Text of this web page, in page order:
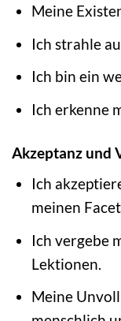
Meine
Ich strahle
Ich bin ein
Ich erkenne
Akzeptanz und
Ich
meinen
Ich vergebe
Lektionen.
Meine